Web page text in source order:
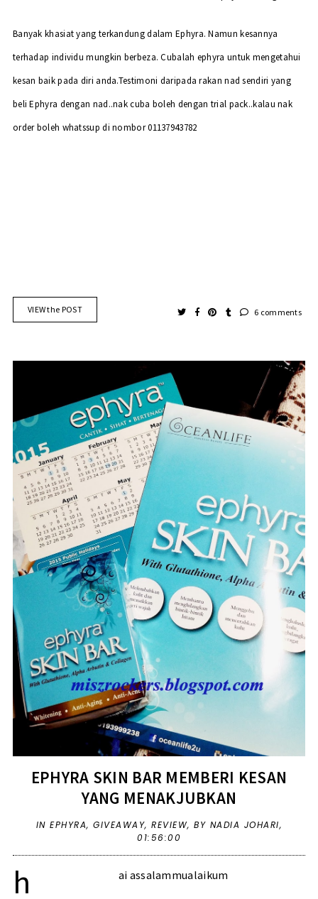
Banyak khasiat yang terkandung dalam Ephyra. Namun kesannya
terhadap individu mungkin berbeza. Cubalah ephyra untuk mengetahui
kesan baik pada diri anda.Testimoni daripada rakan nad sendiri yang
beli Ephyra dengan nad..nak cuba boleh dengan trial pack..kalau nak
order boleh whatssup di nombor 01137943782
VIEW the POST 6 comments
EPHYRA SKIN BAR MEMBERI KESAN
YANG MENAKJUBKAN
INEPHYRA,GIVEAWAY,REVIEW,BY NADIA JOHARI,
01:56:00
h ai assalammualaikum